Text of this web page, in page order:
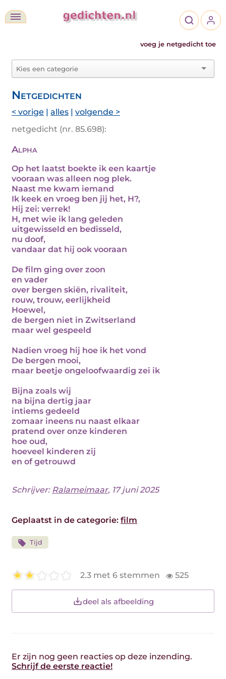
voeg je netgedicht toe
Netgedichten
< vorige | alles | volgende >
netgedicht (nr. 85.698):
Alpha
Op het laatst boekte ik een kaartje
vooraan was alleen nog plek.
Naast me kwam iemand
Ik keek en vroeg ben jij het, H?,
Hij zei: verrek!
H, met wie ik lang geleden
uitgewisseld en bedisseld,
nu doof,
vandaar dat hij ook vooraan
De film ging over zoon
en vader
over bergen skiën, rivaliteit,
rouw, trouw, eerlijkheid
Hoewel,
de bergen niet in Zwitserland
maar wel gespeeld
Nadien vroeg hij hoe ik het vond
De bergen mooi,
maar beetje ongeloofwaardig zei ik
Bijna zoals wij
na bijna dertig jaar
intiems gedeeld
zomaar ineens nu naast elkaar
pratend over onze kinderen
hoe oud,
hoeveel kinderen zij
en of getrouwd
Schrijver: Ralameimaar, 17 juni 2025
Geplaatst in de categorie: film
Tijd
2.3 met 6 stemmen 525
deel als afbeelding
Er zijn nog geen reacties op deze inzending.
Schrijf de eerste reactie!